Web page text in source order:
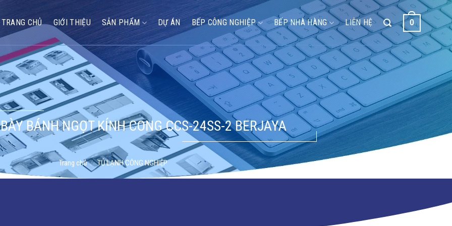
TRANG CHỦ GIỚI THIỆU SẢN PHẨM DỰ ÁN BẾP CÔNG NGHIỆP BẾP NHÀ HÀNG LIÊN HỆ 0
BÁNH NGỌT KÍNH CONG CCS-24SS-2 BERJAYA
Trang chủ / TỦ LẠNH CÔNG NGHIỆP